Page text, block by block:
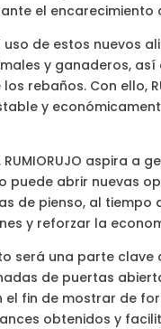
el encarecimiento
de estos nuevos
y ganaderos,
rebaños. Con ello,
y
aspira a
puede abrir nuevas
de pienso, al tiempo
y reforzar la
será una parte clave
de puertas
fin de mostrar de
obtenidos y